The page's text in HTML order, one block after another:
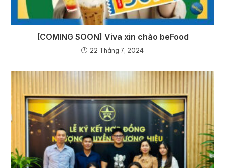
[COMING SOON] Viva xin chào beFood
22 Tháng 7, 2024